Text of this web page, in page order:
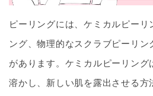
ピーリングには、ケミカルピーリ
ング、物理的なスクラブピーリ
があります。ケミカルピーリング
溶かし、新しい肌を露出させる方